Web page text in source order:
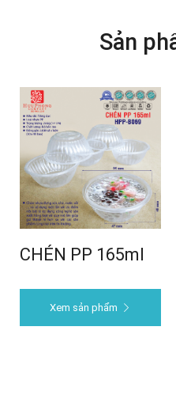
Sản
CHÉN PP 165ml
Xem sản phẩm